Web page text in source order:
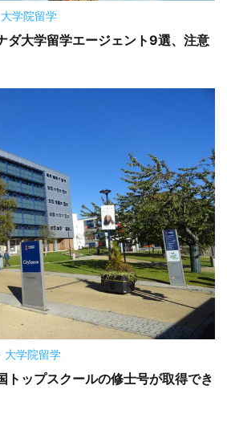
学院留学
ダ大学留学エージェント9選、注意
大学院留学
トップスクールの修士号が取得でき